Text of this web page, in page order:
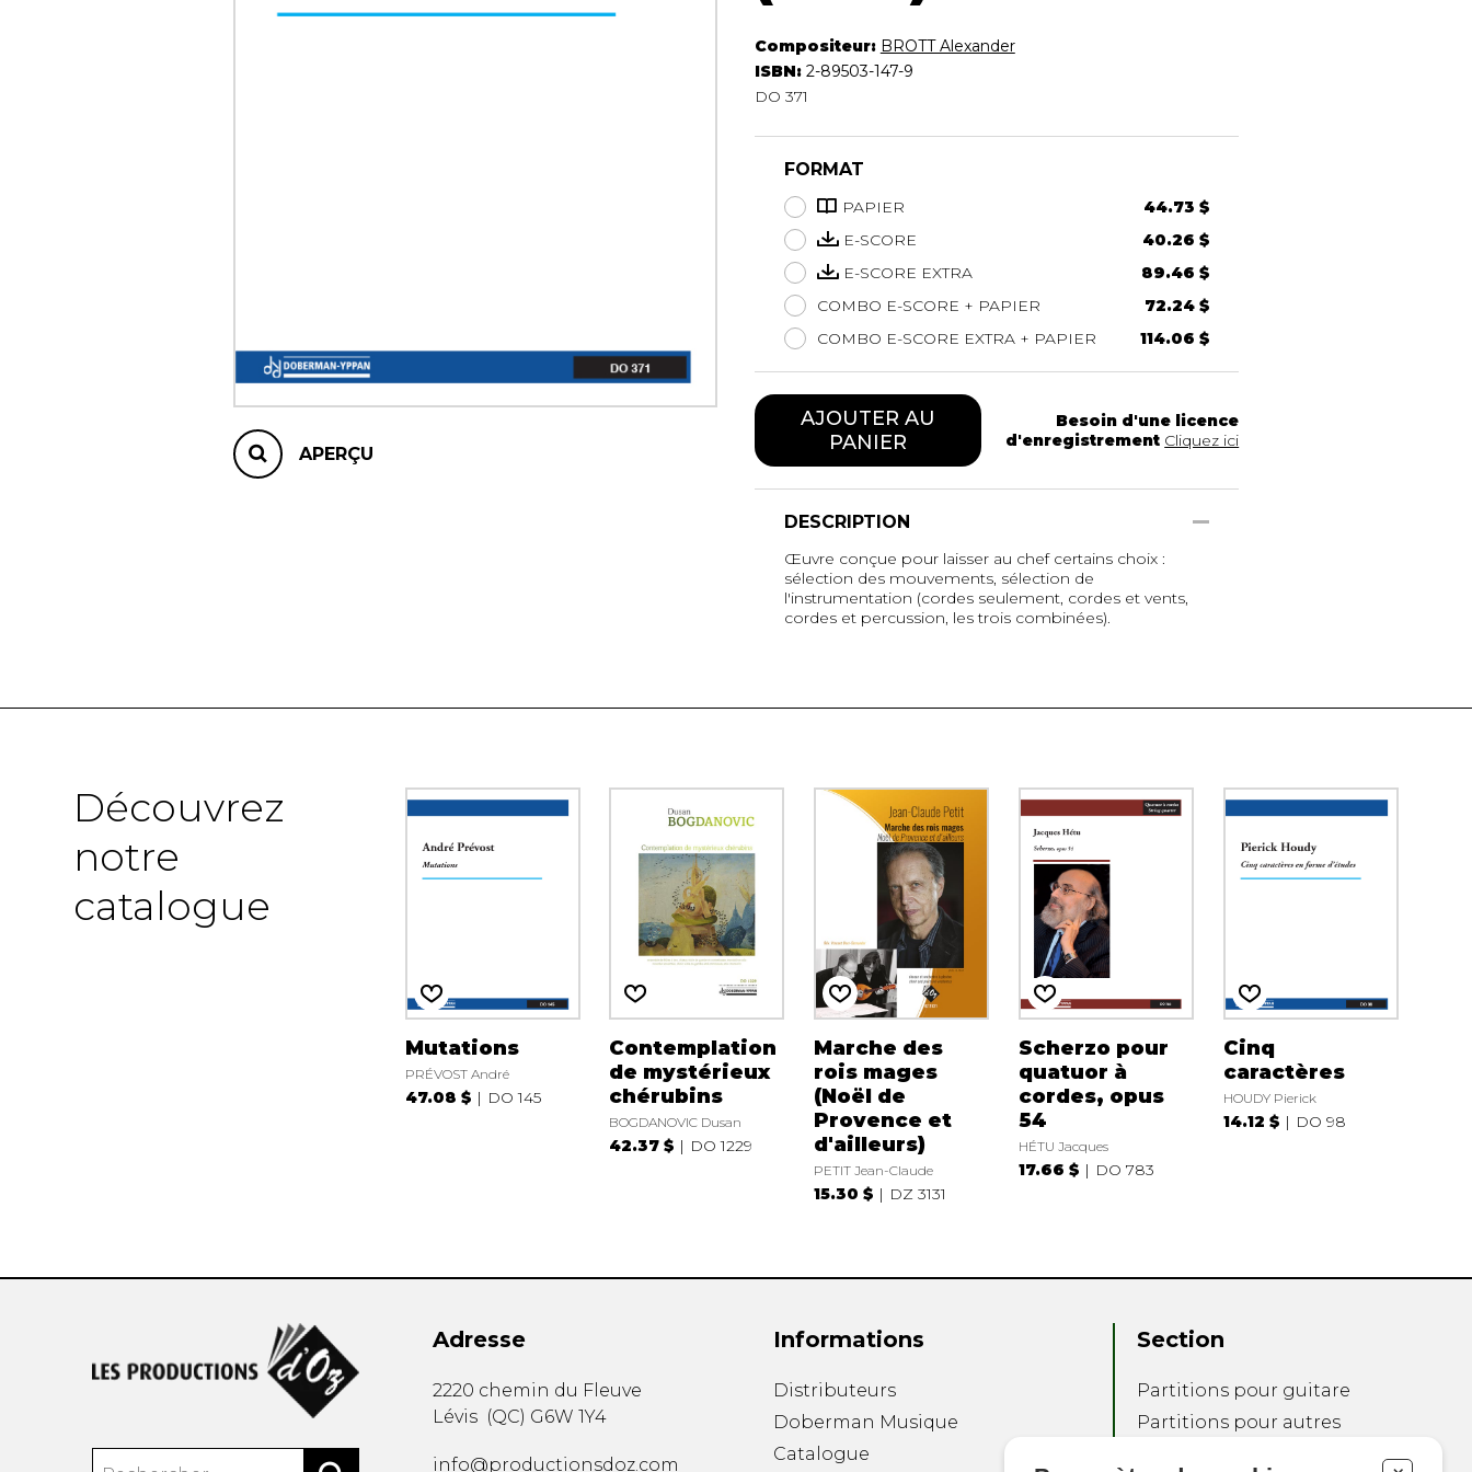
Luth
Mandoline
Orgue
Saxophone
Trombone
Trompette
Tuba
Ukulélé
Violon
Violoncelle
APERÇU
Compositeur: BROTT Alexander
ISBN: 2-89503-147-9
DO 371
FORMAT
PAPIER
44.73 $
E-SCORE
40.26 $
E-SCORE EXTRA
89.46 $
COMBO E-SCORE + PAPIER
72.24 $
COMBO E-SCORE EXTRA + PAPIER
114.06 $
AJOUTER AU
PANIER
Besoin d'une licence
d'enregistrement Cliquez ici
DESCRIPTION
Œuvre conçue pour laisser au chef certains choix :
sélection des mouvements, sélection de
l'instrumentation (cordes seulement, cordes et vents,
cordes et percussion, les trois combinées).
Découvrez
notre
catalogue
Mutations
PRÉVOST André
47.08 $ DO 145
Contemplation
de mystérieux
chérubins
BOGDANOVIC Dusan
42.37 $ DO 1229
Marche des
rois mages
(Noël de
Provence et
d'ailleurs)
PETIT Jean-Claude
15.30 $ DZ 3131
Scherzo pour
quatuor à
cordes, opus
54
HÉTU Jacques
17.66 $ DO 783
Cinq
caractères
HOUDY Pierick
14.12 $ DO 98
Adresse
2220 chemin du Fleuve
Lévis (QC) G6W 1Y4
info@productionsdoz.com
Informations
Distributeurs
Doberman Musique
Catalogue
Section
Partitions pour guitare
Partitions pour autres